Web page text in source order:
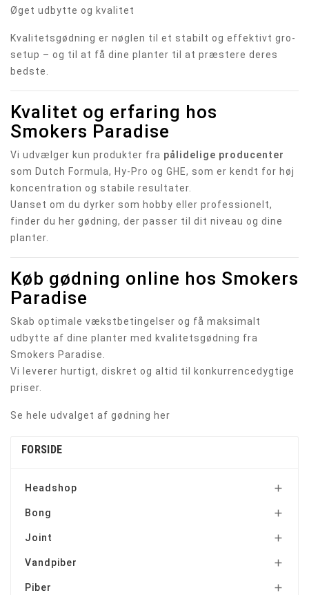
Øget udbytte og kvalitet
Kvalitetsgødning er nøglen til et stabilt og effektivt gro-
setup – og til at få dine planter til at præstere deres
bedste.
Kvalitet og erfaring hos
Smokers Paradise
Vi udvælger kun produkter fra pålidelige producenter
som Dutch Formula, Hy-Pro og GHE, som er kendt for høj
koncentration og stabile resultater.
Uanset om du dyrker som hobby eller professionelt,
finder du her gødning, der passer til dit niveau og dine
planter.
Køb gødning online hos Smokers
Paradise
Skab optimale vækstbetingelser og få maksimalt
udbytte af dine planter med kvalitetsgødning fra
Smokers Paradise.
Vi leverer hurtigt, diskret og altid til konkurrencedygtige
priser.
Se hele udvalget af gødning her
FORSIDE
Headshop 
Bong 
Joint 
Vandpiber 
Piber 